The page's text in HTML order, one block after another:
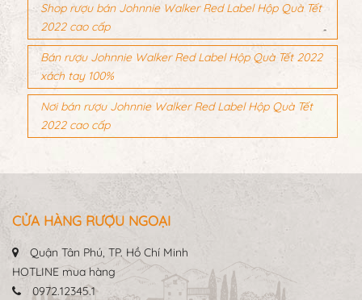
Shop rượu bán Johnnie Walker Red Label Hộp Quà Tết
2022 cao cấp
Bán rượu Johnnie Walker Red Label Hộp Quà Tết 2022
xách tay 100%
Nơi bán rượu Johnnie Walker Red Label Hộp Quà Tết
2022 cao cấp
CỬA HÀNG RƯỢU NGOẠI
Quận Tân Phú, TP. Hồ Chí Minh
HOTLINE mua hàng
0972.12345.1